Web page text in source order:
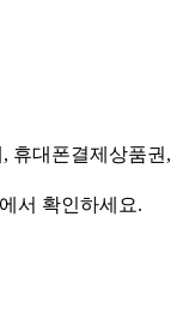
휴대폰결제상품권,
서 확인하세요.